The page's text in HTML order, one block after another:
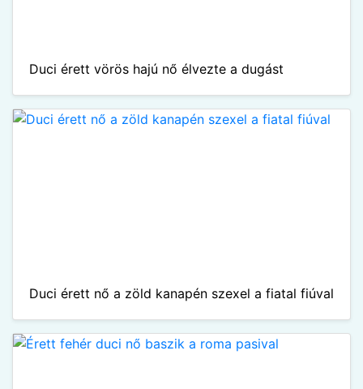
Duci érett vörös hajú nő élvezte a dugást
Duci érett nő a zöld kanapén szexel a fiatal fiúval